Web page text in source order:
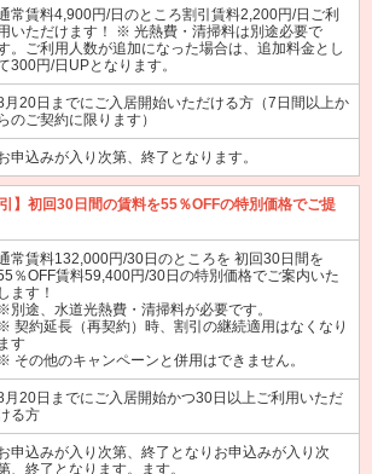
常賃料4,900円/日のところ割引賃料2,200円/日ご利
いただけます！ ※ 光熱費・清掃料は別途必要で
。ご利用人数が追加になった場合は、追加料金とし
300円/日UPとなります。
月20日までにご入居開始いただける方（7日間以上か
らのご契約に限ります）
申込みが入り次第、終了となります。
】初回30日間の賃料を55％OFFの特別価格でご提
常賃料132,000円/30日のところを 初回30日間を
％OFF賃料59,400円/30日の特別価格でご案内いた
します！
別途、水道光熱費・清掃料が必要です。
契約延長（再契約）時、割引の継続適用はなくなり
ます
その他のキャンペーンと併用はできません。
月20日までにご入居開始かつ30日以上ご利用いただ
る方
申込みが入り次第、終了となりお申込みが入り次
、終了となります。ます。